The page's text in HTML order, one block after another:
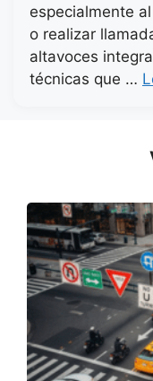
especialmente
o realizar
altavoces
técnicas que …